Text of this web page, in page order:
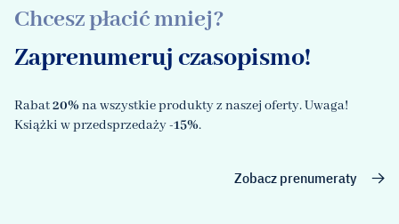
Chcesz płacić mniej?
Zaprenumeruj czasopismo!
Rabat20% na wszystkie produkty z naszej oferty. Uwaga!
Książki w przedsprzedaży-15%.
Zobacz prenumeraty